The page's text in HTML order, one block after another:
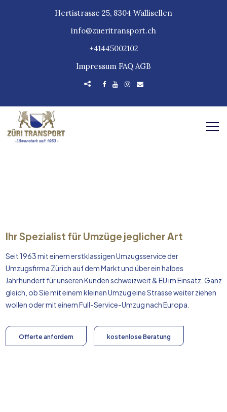
Hertistrasse 25, 8304 Wallisellen
info@zueritransport.ch
+41445002102
Impressum FAQ AGB
Ihr Spezialist für Umzüge jeglicher Art
Seit 1963 mit einem erstklassigen Umzugsservice der
Umzugsfirma Zürich auf dem Markt und über ein halbes
Jahrhundert für unseren Kunden schweizweit & EU im Einsatz. Ganz
gleich, ob Sie mit einem kleinen Umzug eine Strasse weiter ziehen
wollen oder mit einem Full-Service-Umzug nachEuropa
Offerte anfordern kostenlose Beratung